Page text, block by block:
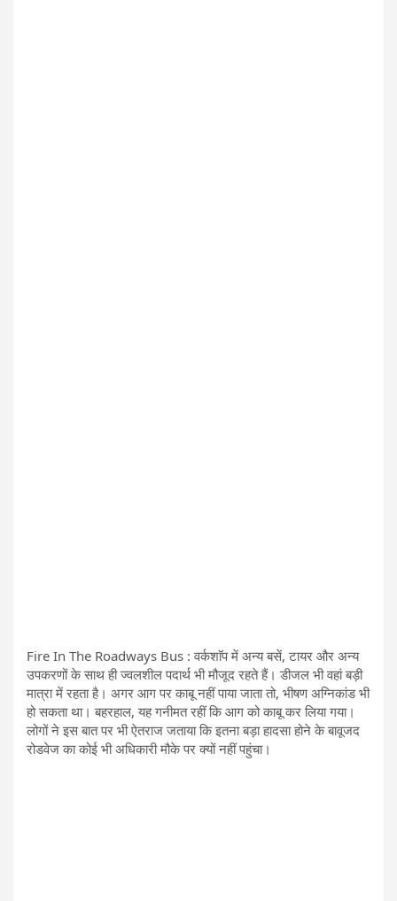
Fire In The Roadways Bus : वर्कशाॅप में अन्य बसें, टायर और अन्य
उपकरणों के साथ ही ज्वलशील पदार्थ भी मौजूद रहते हैं। डीजल भी वहां बड़ी
मात्रा में रहता है। अगर आग पर काबू नहीं पाया जाता तो, भीषण अग्निकांड भी
हो सकता था। बहरहाल, यह गनीमत रहीं कि आग को काबू कर लिया गया।
लोगों ने इस बात पर भी ऐतराज जताया कि इतना बड़ा हादसा होने के बावूजद
रोडवेज का कोई भी अधिकारी मौके पर क्यों नहीं पहुंचा।